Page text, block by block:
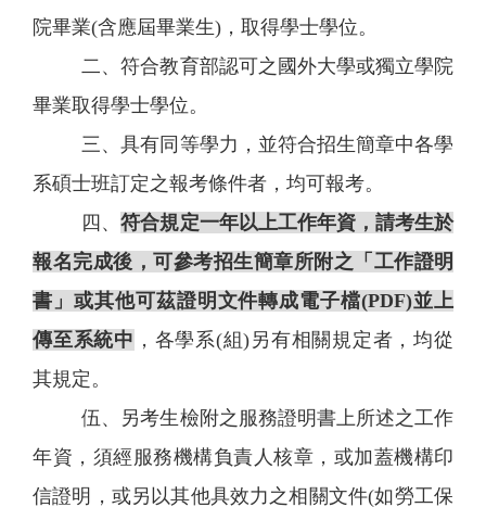
院畢業(含應屆畢業生)，取得學士學位。
二、符合教育部認可之國外大學或獨立學院
畢業取得學士學位。
三、具有同等學力，並符合招生簡章中各學
系碩士班訂定之報考條件者，均可報考。
四、符合規定一年以上工作年資，請考生於
報名完成後，可參考招生簡章所附之「工作證明
書」或其他可茲證明文件轉成電子檔(PDF)並上
傳至系統中 ，各學系(組)另有相關規定者，均從
其規定。
伍、另考生檢附之服務證明書上所述之工作
年資，須經服務機構負責人核章，或加蓋機構印
信證明，或另以其他具效力之相關文件(如勞工保